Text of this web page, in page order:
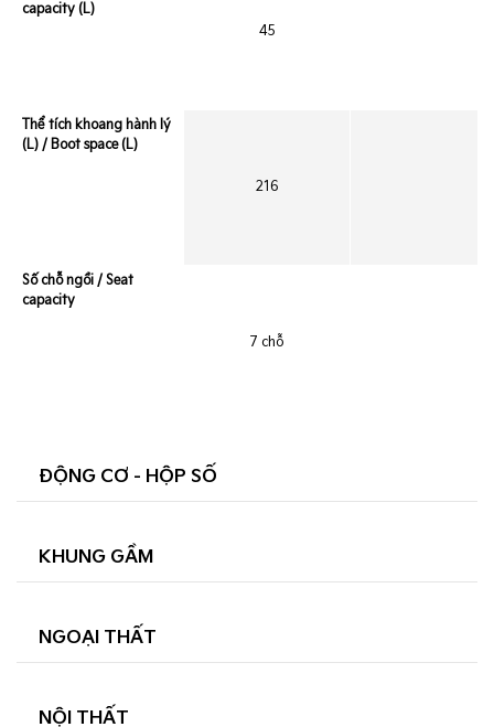
capacity (L)
45
Thể tích khoang hành lý
(L) / Boot space (L)
216
Số chỗ ngồi / Seat
capacity
7 chỗ
ĐỘNG CƠ - HỘP SỐ
KHUNG GẦM
NGOẠI THẤT
NỘI THẤT